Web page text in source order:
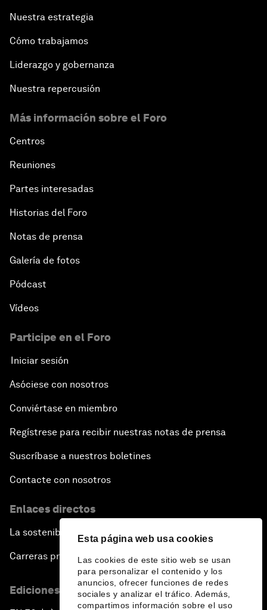
Esta página web usa cookies
Las cookies de este sitio web se usan
para personalizar el contenido y los
anuncios, ofrecer funciones de redes
sociales y analizar el tráfico. Además,
compartimos información sobre el uso
Nuestra estrategia
Cómo trabajamos
Liderazgo y gobernanza
Nuestra repercusión
Más información sobre el Foro
Centros
Reuniones
Partes interesadas
Historias del Foro
Notas de prensa
Galería de fotos
Pódcast
Vídeos
Participe en el Foro
Iniciar sesión
Asóciese con nosotros
Conviértase en miembro
Regístrese para recibir nuestras notas de prensa
Suscríbase a nuestros boletines
Contacte con nosotros
Enlaces directos
La sostenibilidad en el Foro
Carreras profesionales
Ediciones en otros idiomas